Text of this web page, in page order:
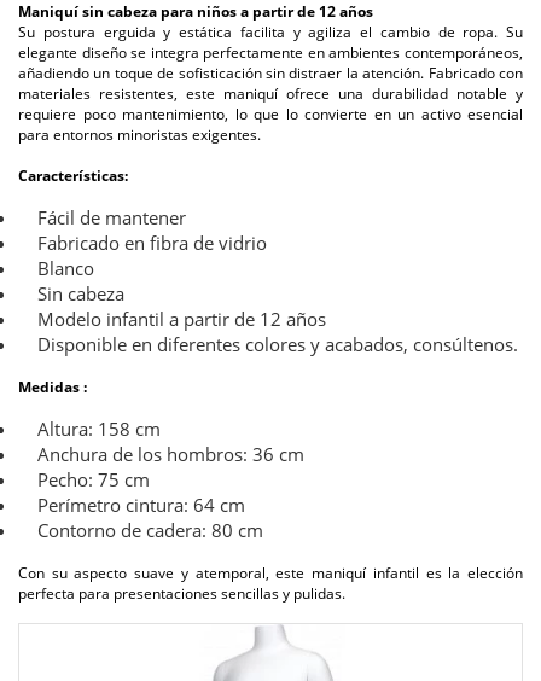
Maniquí sin cabeza para niños a partir de 12 años
Su postura erguida y estática facilita y agiliza el cambio de ropa. Su
elegante diseño se integra perfectamente en ambientes contemporáneos,
añadiendo un toque de sofisticación sin distraer la atención. Fabricado con
materiales resistentes, este maniquí ofrece una durabilidad notable y
requiere poco mantenimiento, lo que lo convierte en un activo esencial
para entornos minoristas exigentes.
Características:
Fácil de mantener
Fabricado en fibra de vidrio
Blanco
Sin cabeza
Modelo infantil a partir de 12 años
Disponible en diferentes colores y acabados, consúltenos.
Medidas :
Altura: 158 cm
Anchura de los hombros: 36 cm
Pecho: 75 cm
Perímetro cintura: 64 cm
Contorno de cadera: 80 cm
Con su aspecto suave y atemporal, este maniquí infantil es la elección
perfecta para presentaciones sencillas y pulidas.